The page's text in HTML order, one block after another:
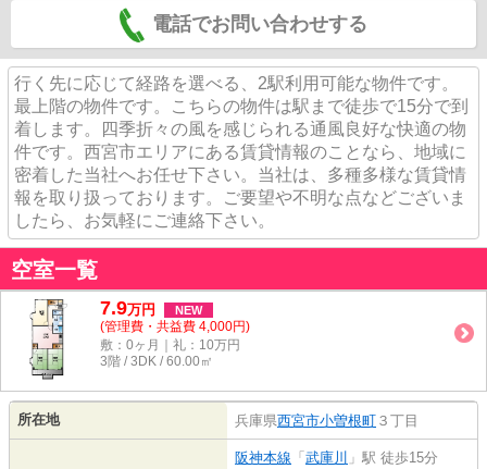
電話でお問い合わせする
行く先に応じて経路を選べる、2駅利用可能な物件です。
最上階の物件です。こちらの物件は駅まで徒歩で15分で到
着します。四季折々の風を感じられる通風良好な快適の物
件です。西宮市エリアにある賃貸情報のことなら、地域に
密着した当社へお任せ下さい。当社は、多種多様な賃貸情
報を取り扱っております。ご要望や不明な点などございま
したら、お気軽にご連絡下さい。
空室一覧
7.9万円 NEW
(管理費・共益費 4,000円)
敷：0ヶ月｜礼：10万円
3階 / 3DK / 60.00㎡
所在地 兵庫県西宮市小曽根町 ３丁目
阪神本線 「 武庫川 」駅 徒歩15分